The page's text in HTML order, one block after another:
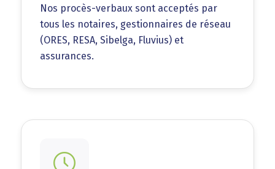
Nos procès-verbaux sont acceptés par
tous les notaires, gestionnaires de réseau
(ORES, RESA, Sibelga, Fluvius) et
assurances.